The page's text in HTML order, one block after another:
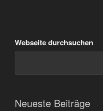
Webseite durchsuchen
Neueste Beiträge